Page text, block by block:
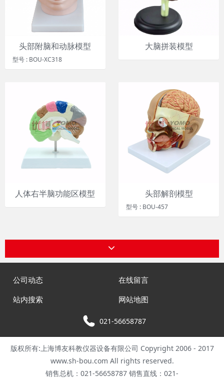
头部附脑和动脉模型
型号 : BOU-XC318
大脑拼装模型
人体右半脑功能区模型 头部解剖模型
型号 : BOU-457
公司动态
在线留言
站内搜索
网站地图
021-56658787
版权所有:上海博友科教仪器设备有限公司 Copyright 2006 - 2017
www.sh-bou.com All rights reserved.
销售总机：021-56658787 销售直线：021-